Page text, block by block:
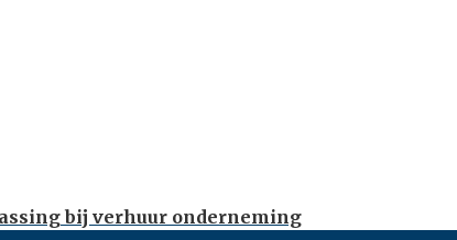
bij verhuur onderneming